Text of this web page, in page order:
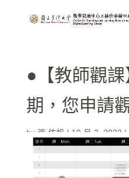
●【教師觀
期，您申請
by 張 依帆 | 10 月 2, 2023 |